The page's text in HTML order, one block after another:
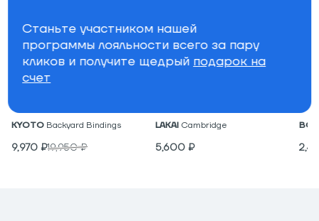
Крепления для вейкборда
KYOTO Backyard Bindings
9,970 ₽19,950₽
LAKAI Cambridge
5,600 ₽
Станьте участником нашей
программы лояльности всего за пару
кликов и получите щедрый подарок на
счет